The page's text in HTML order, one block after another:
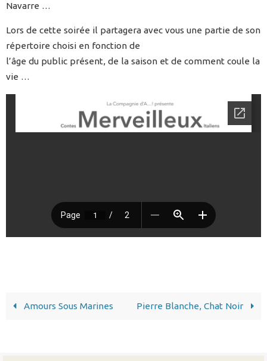
Navarre …
Lors de cette soirée il partagera avec vous une partie de son
répertoire choisi en fonction de
l’âge du public présent, de la saison et de comment coule la
vie …
Amours Sous Marines Pierre Blanche, Chat Noir